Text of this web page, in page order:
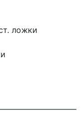
ложки